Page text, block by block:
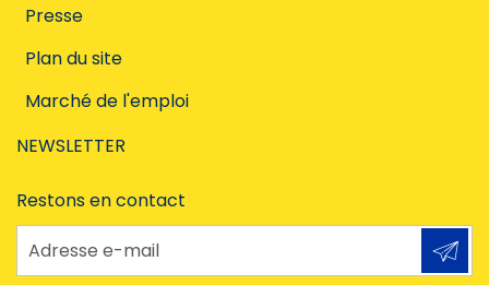
Presse
Plan du site
Marché de l'emploi
NEWSLETTER
Restons en contact
Adresse e-mail